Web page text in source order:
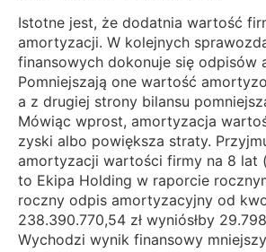
Istotne jest, że dodatnia wartość
amortyzacji. W kolejnych
finansowych dokonuje się odpisów
Pomniejszają one wartość
a z drugiej strony bilansu
Mówiąc wprost, amortyzacja
zyski albo powiększa straty.
amortyzacji wartości firmy na 8 lat
to Ekipa Holding w raporcie
roczny odpis amortyzacyjny od
238.390.770,54 zł wyniósłby
Wychodzi wynik finansowy